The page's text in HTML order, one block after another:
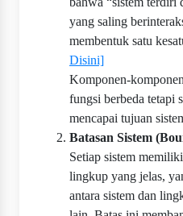
yang saling
membentuk satu
Disini]
Komponen-
fungsi berbeda tetapi
mencapai tujuan
Batasan Sistem
Setiap sistem
lingkup yang jelas,
antara sistem dan